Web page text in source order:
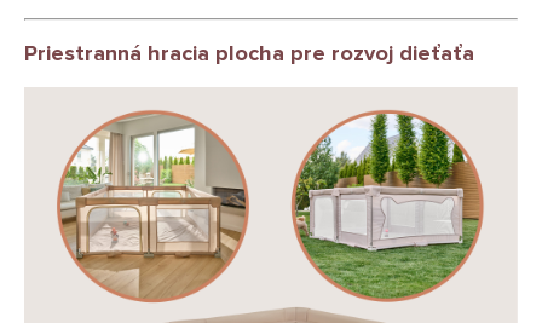
Priestranná hracia plocha pre rozvoj dieťaťa